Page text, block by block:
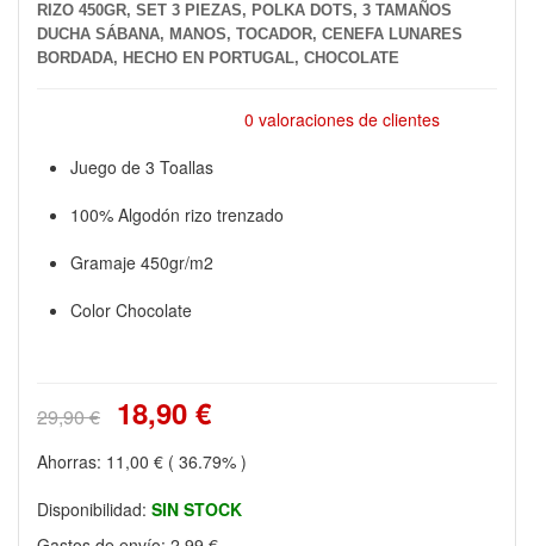
RIZO 450GR, SET 3 PIEZAS, POLKA DOTS, 3 TAMAÑOS
DUCHA SÁBANA, MANOS, TOCADOR, CENEFA LUNARES
BORDADA, HECHO EN PORTUGAL, CHOCOLATE
0 valoraciones de clientes
Juego de 3 Toallas
100% Algodón rizo trenzado
Gramaje 450gr/m2
Color Chocolate
29,90 € 18,90 €
Ahorras: 11,00 € ( 36.79% )
Disponibilidad: SIN STOCK